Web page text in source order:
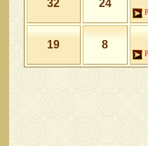
24
32
8
19